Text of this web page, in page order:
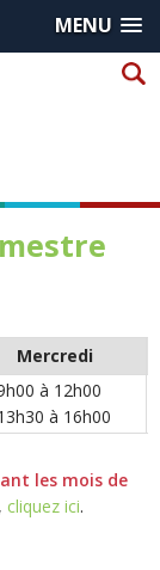
MENU
Mercredi
à 12h00
à 16h00
les mois de
cliquez ici.